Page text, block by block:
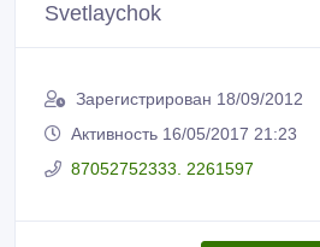
Svetlaychok
Зарегистрирован 18/09/2012
Активность 16/05/2017 21:23
87052752333. 2261597